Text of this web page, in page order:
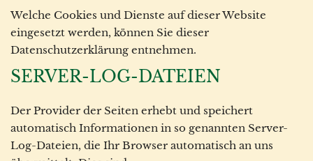
Welche Cookies und Dienste auf dieser Website
eingesetzt werden, können Sie dieser
Datenschutzerklärung entnehmen.
SERVER-LOG-DATEIEN
Der Provider der Seiten erhebt und speichert
automatisch Informationen in so genannten Server-
Log-Dateien, die Ihr Browser automatisch an uns